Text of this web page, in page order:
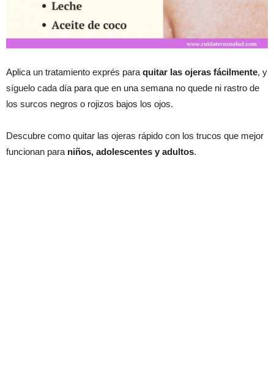
Aplica un tratamiento exprés para quitar las ojeras fácilmente, y
síguelo cada día para que en una semana no quede ni rastro de
los surcos negros o rojizos bajos los ojos.
Descubre como quitar las ojeras rápido con los trucos que mejor
funcionan para niños, adolescentes y adultos.